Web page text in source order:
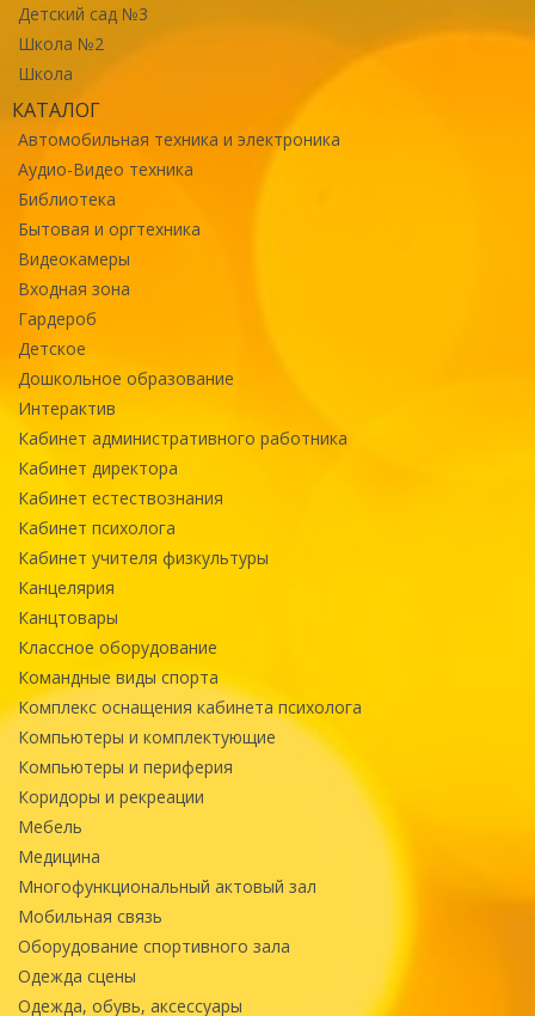
Детский сад №3
Школа №2
Школа
КАТАЛОГ
Автомобильная техника и электроника
Аудио-Видео техника
Библиотека
Бытовая и оргтехника
Видеокамеры
Входная зона
Гардероб
Детское
Дошкольное образование
Интерактив
Кабинет административного работника
Кабинет директора
Кабинет естествознания
Кабинет психолога
Кабинет учителя физкультуры
Канцелярия
Канцтовары
Классное оборудование
Командные виды спорта
Комплекс оснащения кабинета психолога
Компьютеры и комплектующие
Компьютеры и периферия
Коридоры и рекреации
Мебель
Медицина
Многофункциональный актовый зал
Мобильная связь
Оборудование спортивного зала
Одежда сцены
Одежда, обувь, аксессуары